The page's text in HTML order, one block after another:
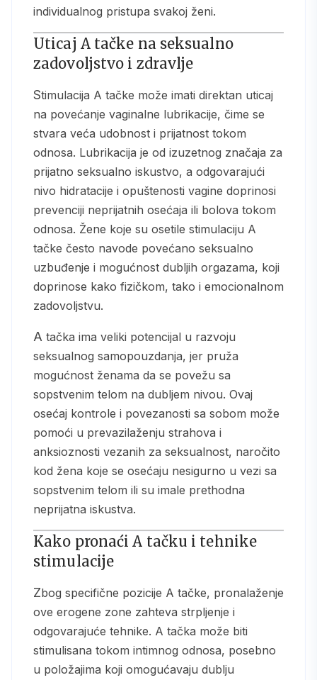
individualnog pristupa svakoj ženi.
Uticaj A tačke na seksualno
zadovoljstvo i zdravlje
Stimulacija A tačke može imati direktan uticaj
na povećanje vaginalne lubrikacije, čime se
stvara veća udobnost i prijatnost tokom
odnosa. Lubrikacija je od izuzetnog značaja za
prijatno seksualno iskustvo, a odgovarajući
nivo hidratacije i opuštenosti vagine doprinosi
prevenciji neprijatnih osećaja ili bolova tokom
odnosa. Žene koje su osetile stimulaciju A
tačke često navode povećano seksualno
uzbuđenje i mogućnost dubljih orgazama, koji
doprinose kako fizičkom, tako i emocionalnom
zadovoljstvu.
A tačka ima veliki potencijal u razvoju
seksualnog samopouzdanja, jer pruža
mogućnost ženama da se povežu sa
sopstvenim telom na dubljem nivou. Ovaj
osećaj kontrole i povezanosti sa sobom može
pomoći u prevazilaženju strahova i
anksioznosti vezanih za seksualnost, naročito
kod žena koje se osećaju nesigurno u vezi sa
sopstvenim telom ili su imale prethodna
neprijatna iskustva.
Kako pronaći A tačku i tehnike
stimulacije
Zbog specifične pozicije A tačke, pronalaženje
ove erogene zone zahteva strpljenje i
odgovarajuće tehnike. A tačka može biti
stimulisana tokom intimnog odnosa, posebno
u položajima koji omogućavaju dublju